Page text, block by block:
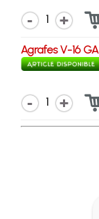
1
Agrafes V-16
1